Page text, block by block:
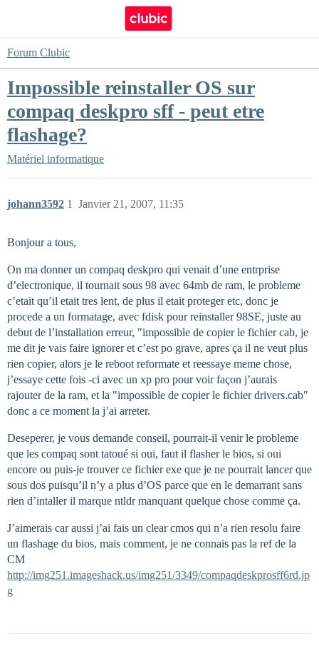
Forum Clubic
Impossible reinstaller OS sur
compaq deskpro sff - peut etre
flashage?
Matériel informatique
johann3592 Janvier 21, 2007, 11:35
1
Bonjour a tous,
On ma donner un compaq deskpro qui venait d’une entrprise
d’electronique, il tournait sous 98 avec 64mb de ram, le probleme
c’etait qu’il etait tres lent, de plus il etait proteger etc, donc je
procede a un formatage, avec fdisk pour reinstaller 98SE, juste au
debut de l’installation erreur, "impossible de copier le fichier cab, je
me dit je vais faire ignorer et c’est po grave, apres ça il ne veut plus
rien copier, alors je le reboot reformate et reessaye meme chose,
j’essaye cette fois -ci avec un xp pro pour voir façon j’aurais
rajouter de la ram, et la "impossible de copier le fichier drivers.cab"
donc a ce moment la j’ai arreter.
Deseperer, je vous demande conseil, pourrait-il venir le probleme
que les compaq sont tatoué si oui, faut il flasher le bios, si oui
encore ou puis-je trouver ce fichier exe que je ne pourrait lancer que
sous dos puisqu’il n’y a plus d’OS parce que en le demarrant sans
rien d’intaller il marque ntldr manquant quelque chose comme ça.
J’aimerais car aussi j’ai fais un clear cmos qui n’a rien resolu faire
un flashage du bios, mais comment, je ne connais pas la ref de la
CM
http://img251.imageshack.us/img251/3349/compaqdeskprosff6rd.jp
g